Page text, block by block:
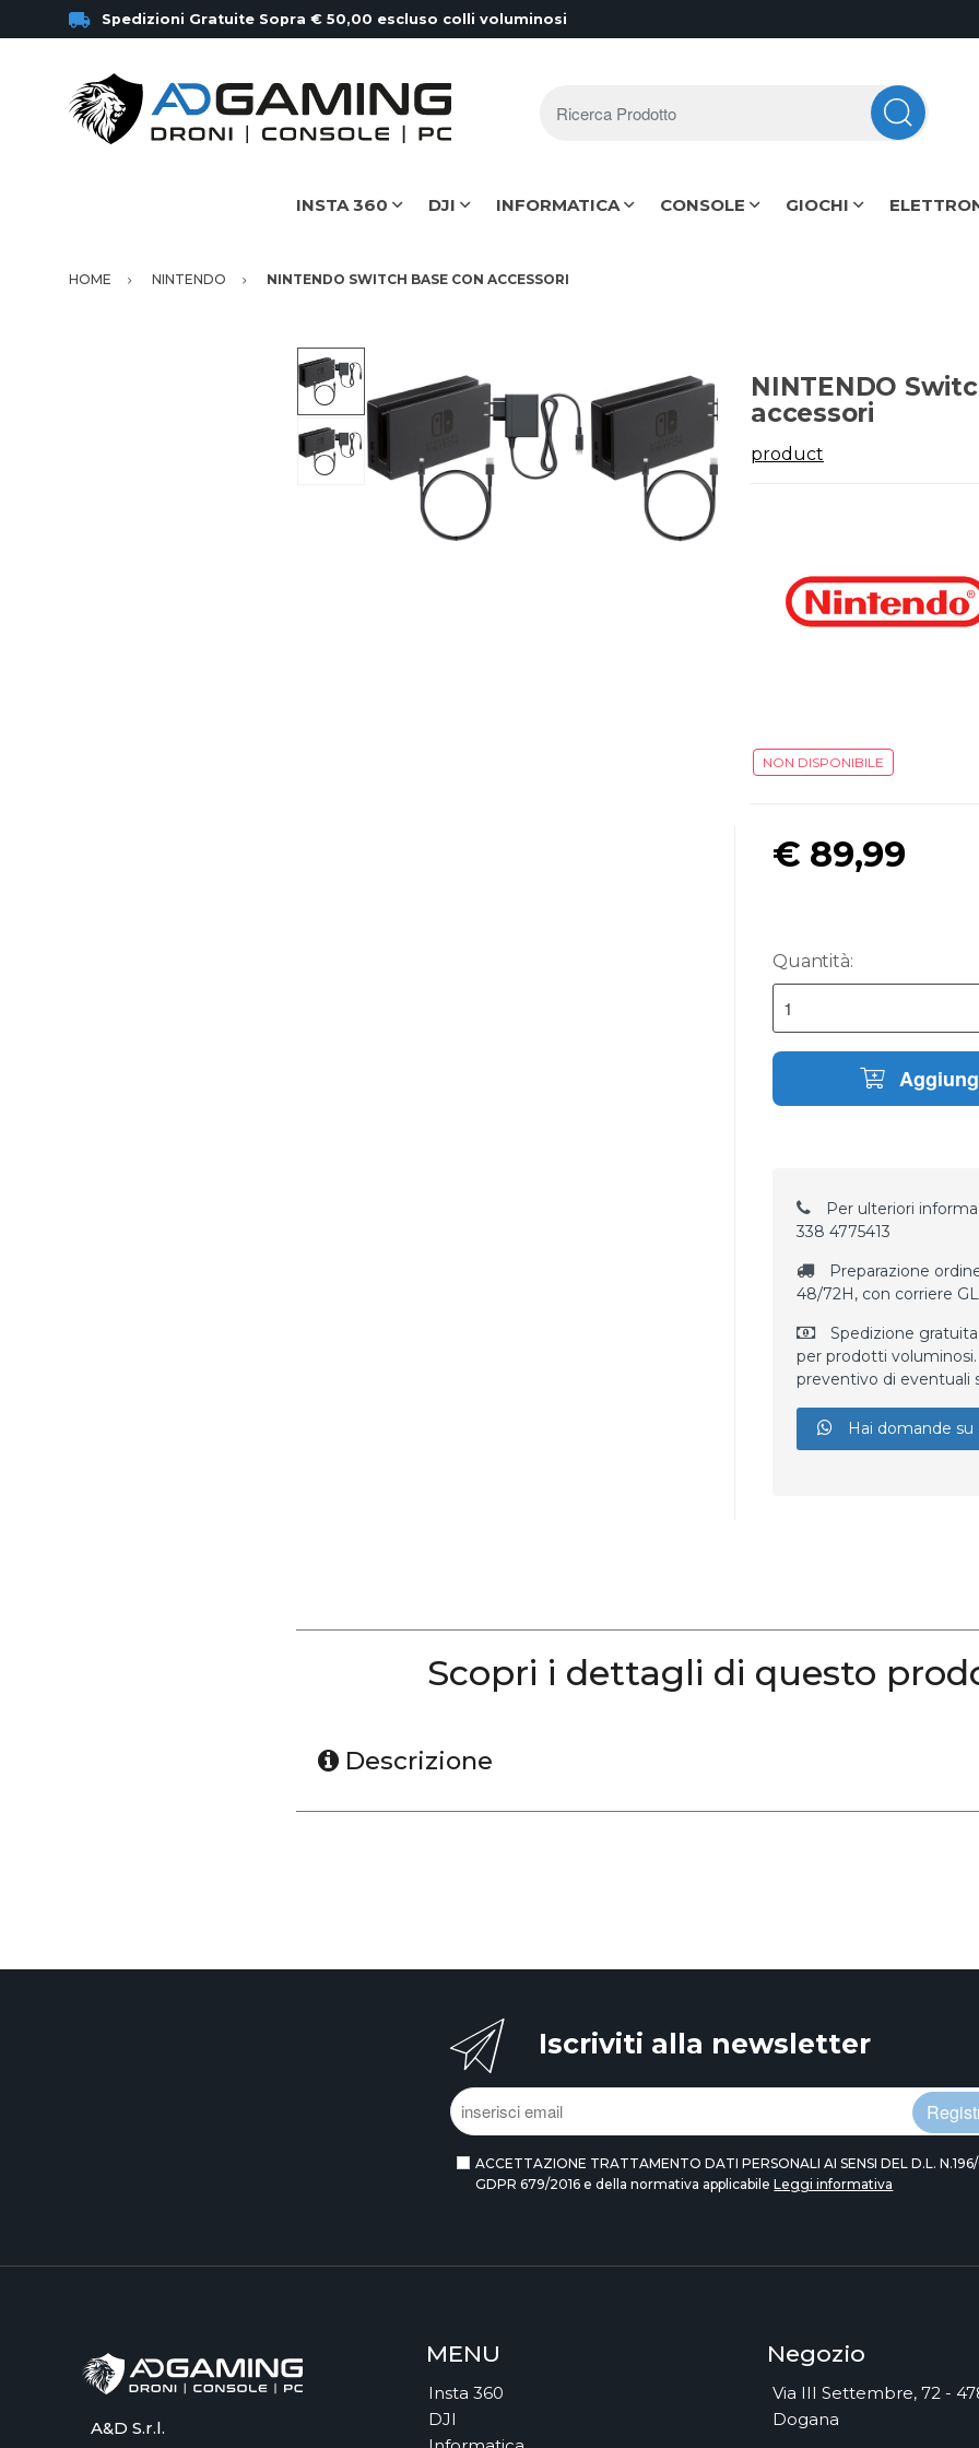
Spedizioni Gratuite Sopra € 50,00 escluso colli voluminosi
INSTA 360 DJI INFORMATICA CONSOLE GIOCHI
HOME NINTENDO NINTENDO SWITCH BASE CON ACCESSORI
NINTENDO
accessori
product
NON DISPONIBILE
€ 89,99
Quantità:
Per ulteriori
338 4775413
Preparazione
48/72H, con corriere
Spedizione
per prodotti
preventivo di eventuali
Hai domande
Scopri i dettagli di questo
Descrizione
Iscriviti alla newsletter
ACCETTAZIONE TRATTAMENTO DATI PERSONALI AI SENSI DEL D.L.
GDPR 679/2016 e della normativa applicabileLeggi informativa
A&D S.r.l.
MENU
Insta 360
DJI
Negozio
Via III Settembre, 72 -
Dogana